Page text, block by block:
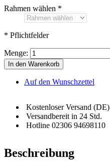
Rahmen wählen *
* Pflichtfelder
Menge:
In den Warenkorb
Auf den Wunschzettel
Kostenloser Versand (DE)
Versandbereit in 24 Std.
Hotline 02306 94698110
Beschreibung